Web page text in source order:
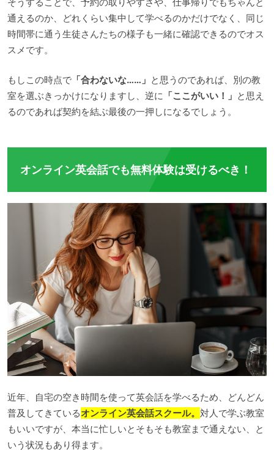
そうすることで、予約の取りやすさや、仕事帰りでもちゃんと
通えるのか、どれくらい集中して学べるのかだけでなく、同じ
時間帯に通う生徒さんたちの様子も一緒に確認できるのでオス
スメです。
もしこの時点で「合わないな……」 と思うのであれば、別の教
室を選ぶきっかけになりますし、逆に 「ここがいい！」 と思え
るのであれば契約を結ぶ最後の一押しになるでしょう。
オンライン英会話でも無料体験は受けるべき！
近年、自宅の空き時間を使って英会話を学べるため、どんどん
普及してきているオンライン英会話スクール。 対人で学ぶ教室
もいいですが、本当に忙しいとそもそも教室まで通えない、と
いう状況もあり得ます。